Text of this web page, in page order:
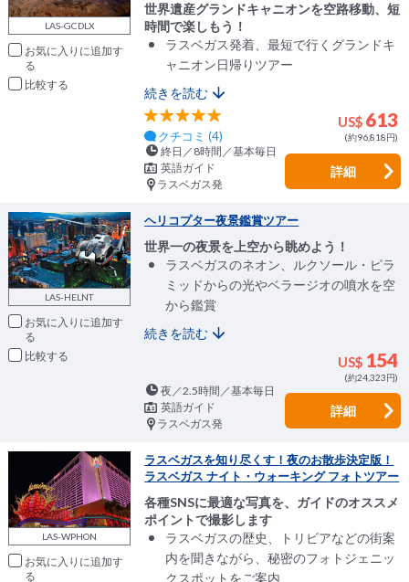
LAS-GCDLX
お気に入りに追加
比較
世界遺産グランドキャニオンを空路移動、短
時間で楽しもう！
ラスベガス発着、最短で行くグランドキ
ャニオン日帰りツアー
続きを読む
US$ 613
(約96,818円)
クチコミ (4)
終日／8時間／基本毎日
英語ガイド
ラスベガス発
詳細
LAS-HELNT
お気に入りに追加
比較
ヘリコプター夜景鑑賞ツアー
世界一の夜景を上空から眺めよう！
ラスベガスのネオン、ルクソール・ピラ
ミッドからの光やベラージオの噴水を空
から鑑賞
続きを読む
US$ 154
(約24,323円)
夜／2.5時間／基本毎日
英語ガイド
ラスベガス発
詳細
LAS-WPHON
お気に入りに追加
ラスベガスを知り尽くす！夜のお散歩決定版！
ラスベガス ナイト・ウォーキング フォトツアー
各種SNSに最適な写真を、ガイドのオススメ
ポイントで撮影します
ラスベガスの歴史、トリビアなどの街案
内を聞きながら、秘密のフォトジェニッ
クスポットをご案内